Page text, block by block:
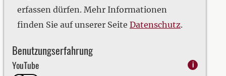
erfassen dürfen. Mehr Informationen
finden Sie auf unserer Seite Datenschutz.
Benutzungserfahrung
YouTube i
2021
2022
2024
2025